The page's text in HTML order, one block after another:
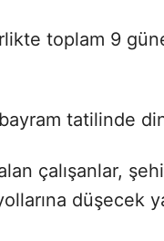
toplam 9 güne
tatilinde
çalışanlar,
düşecek